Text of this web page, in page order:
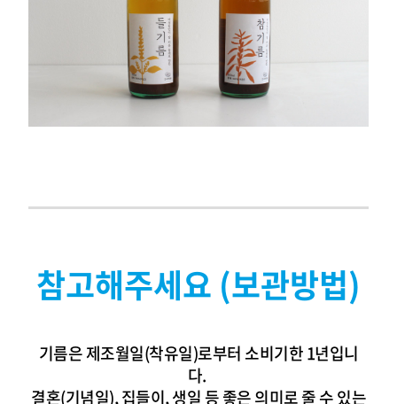
참고해주세요 (보관방법)
기름은 제조월일(착유일)로부터 소비기한 1년입니
다.
결혼(기념일), 집들이, 생일 등 좋은 의미로 줄 수 있는